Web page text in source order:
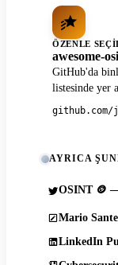
ÖZENLE
awesome-
GitHub'da
listesinde yer
AYRICA
OSINT 🪙
Mario
LinkedIn